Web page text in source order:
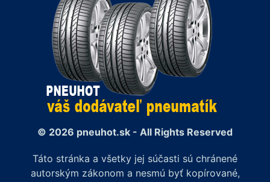
© 2026 pneuhot.sk - All Rights Reserved
Táto stránka a všetky jej súčasti sú chránené
autorským zákonom a nesmú byť kopírované,